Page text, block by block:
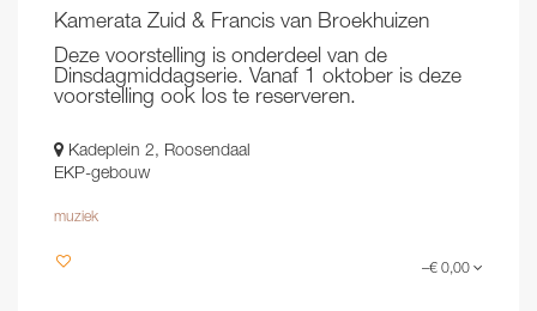
Kamerata Zuid & Francis van Broekhuizen
Deze voorstelling is onderdeel van de
Dinsdagmiddagserie. Vanaf 1 oktober is deze
voorstelling ook los te reserveren.
Kadeplein 2, Roosendaal
EKP-gebouw
muziek
–€ 0,00